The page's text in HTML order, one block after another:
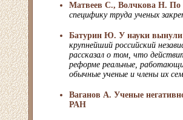
Матвеев С., Волчкова Н. По
специфику труда ученых
Батурин Ю. У науки
крупнейший российский
рассказал о том, что
реформе реальные,
обычные ученые и члены их
Ваганов А. Ученые
РАН